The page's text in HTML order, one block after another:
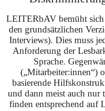
LEITERbAV bemüht
den grundsätzlichen
Interviews). Dies muss
Anforderung der
Sprache.
(„Mitarbeiter:innen“)
basierende
und dann meist auch nur
finden entsprechend auf